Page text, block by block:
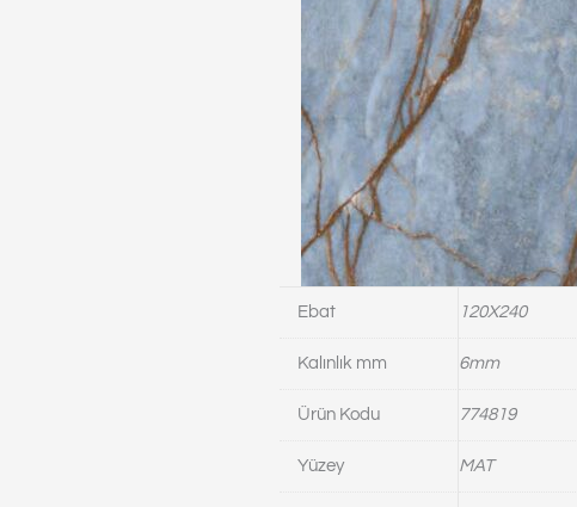
Ebat 120X240
Kalınlık mm 6mm
Ürün Kodu 774819
Yüzey MAT